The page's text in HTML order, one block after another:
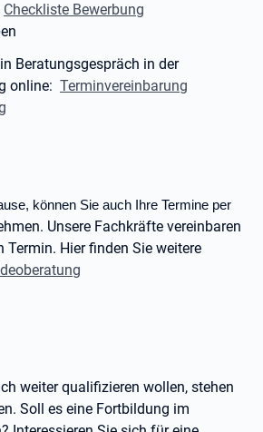
Checkliste Bewerbung
Beratungsgespräch in der
online: Terminvereinbarung
können Sie auch Ihre Termine per
Unsere Fachkräfte vereinbaren
Termin. Hier finden Sie weitere
weiter qualifizieren wollen, stehen
Soll es eine Fortbildung im